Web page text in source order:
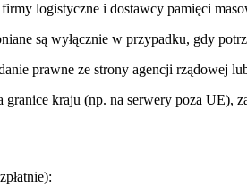
logistyczne i dostawcy pamięci
są wyłącznie w przypadku, gdy
prawne ze strony agencji rządowej
granice kraju (np. na serwery poza